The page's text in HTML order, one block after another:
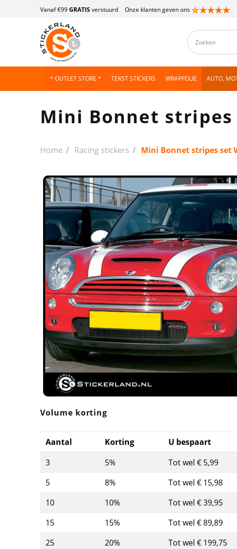
Vanaf €99GRATIS verstuurd Onze klanten geven ons
* OUTLET STORE * TEKST STICKERS WRAPFOLIE AUTO,
Mini Bonnet
Home Racing stickers Mini Bonnet stripes set
Volume korting
Aantal Korting
U bespaart
3
5%
Tot wel € 5,99
5
8%
Tot wel € 15,98
10
10%
Tot wel € 39,95
15
15%
Tot wel € 89,89
25
20% Tot wel € 199,75